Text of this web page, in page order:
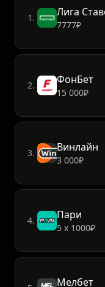
Лига
ФонБет
Винлайн
Пари